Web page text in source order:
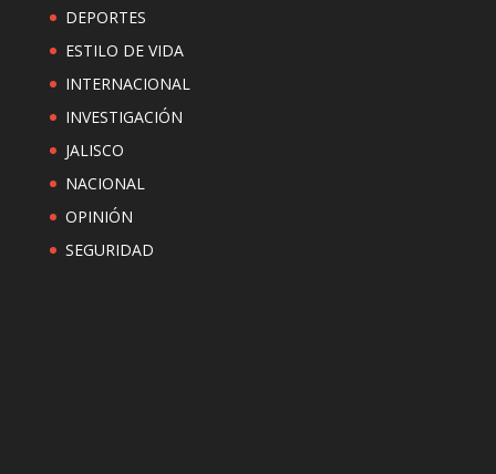
DEPORTES
ESTILO DE VIDA
INTERNACIONAL
INVESTIGACIÓN
JALISCO
NACIONAL
OPINIÓN
SEGURIDAD